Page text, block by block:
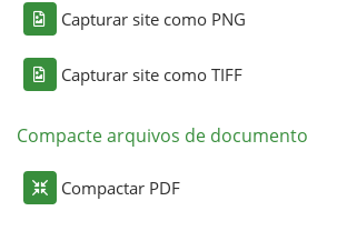
Capturar site como PNG
Capturar site como TIFF
Compacte arquivos de documento
Compactar PDF